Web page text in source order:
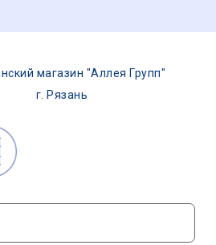
магазин "Аллея Групп"
г. Рязань